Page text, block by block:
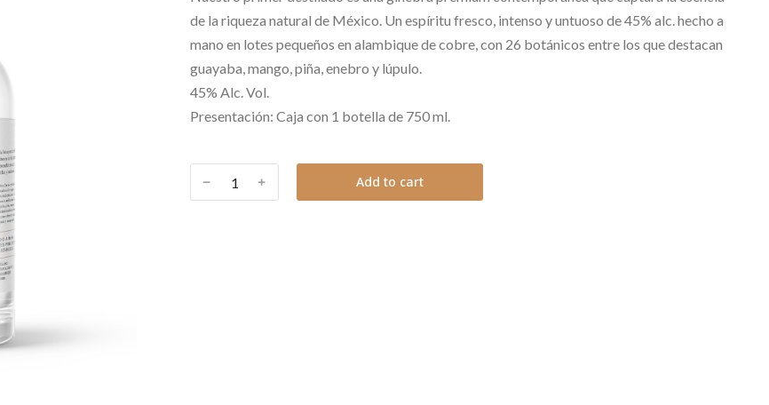
de la riqueza natural de México. Un espíritu fresco, intenso y untuoso de 45% alc. hecho a
mano en lotes pequeños en alambique de cobre, con 26 botánicos entre los que destacan
guayaba, mango, piña, enebro y lúpulo.
45% Alc. Vol.
Presentación: Caja con 1 botella de 750 ml.
﹣ ﹢ Add to cart